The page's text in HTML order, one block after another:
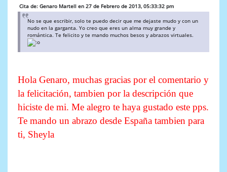
Cita de: Genaro Martell en 27 de Febrero de 2013, 05:33:32 pm
No se que escribir, solo te puedo decir que me dejaste mudo y con un
nudo en la garganta. Yo creo que eres un alma muy grande y
romántica. Te felicito y te mando muchos besos y abrazos virtuales.
Hola Genaro, muchas gracias por el comentario y
la felicitación, tambien por la descripción que
hiciste de mi. Me alegro te haya gustado este pps.
Te mando un abrazo desde España tambien para
ti, Sheyla